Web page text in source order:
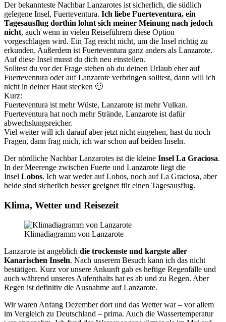
Der bekannteste Nachbar Lanzarotes ist sicherlich, die südlich
gelegene Insel, Fuerteventura. Ich liebe Fuerteventura, ein
Tagesausflug dorthin lohnt sich meiner Meinung nach jedoch
nicht, auch wenn in vielen Reiseführern diese Option
vorgeschlagen wird. Ein Tag reicht nicht, um die Insel richtig zu
erkunden. Außerdem ist Fuerteventura ganz anders als Lanzarote.
Auf diese Insel musst du dich neu einstellen.
Solltest du vor der Frage stehen ob du deinen Urlaub eher auf
Fuerteventura oder auf Lanzarote verbringen solltest, dann will ich
nicht in deiner Haut stecken 🙂
Kurz:
Fuerteventura ist mehr Wüste, Lanzarote ist mehr Vulkan.
Fuerteventura hat noch mehr Strände, Lanzarote ist dafür
abwechslungsreicher.
Viel weiter will ich darauf aber jetzt nicht eingehen, hast du noch
Fragen, dann frag mich, ich war schon auf beiden Inseln.
Der nördliche Nachbar Lanzarotes ist die kleine Insel La Graciosa.
In der Meerenge zwischen Fuerte und Lanzarote liegt die
Insel Lobos. Ich war weder auf Lobos, noch auf La Graciosa, aber
beide sind sicherlich besser geeignet für einen Tagesausflug.
Klima, Wetter und Reisezeit
Klimadiagramm von Lanzarote
Lanzarote ist angeblich die trockenste und kargste aller
Kanarischen Inseln. Nach unserem Besuch kann ich das nicht
bestätigen. Kurz vor unsere Ankunft gab es heftige Regenfälle und
auch während unseres Aufenthalts hat es ab und zu Regen. Aber
Regen ist definitiv die Ausnahme auf Lanzarote.
Wir waren Anfang Dezember dort und das Wetter war – vor allem
im Vergleich zu Deutschland – prima. Auch die Wassertemperatur